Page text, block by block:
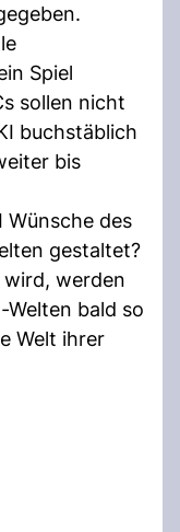
Spiel
sollen nicht
buchstäblich
bis
Wünsche des
gestaltet?
wird, werden
bald so
Welt ihrer